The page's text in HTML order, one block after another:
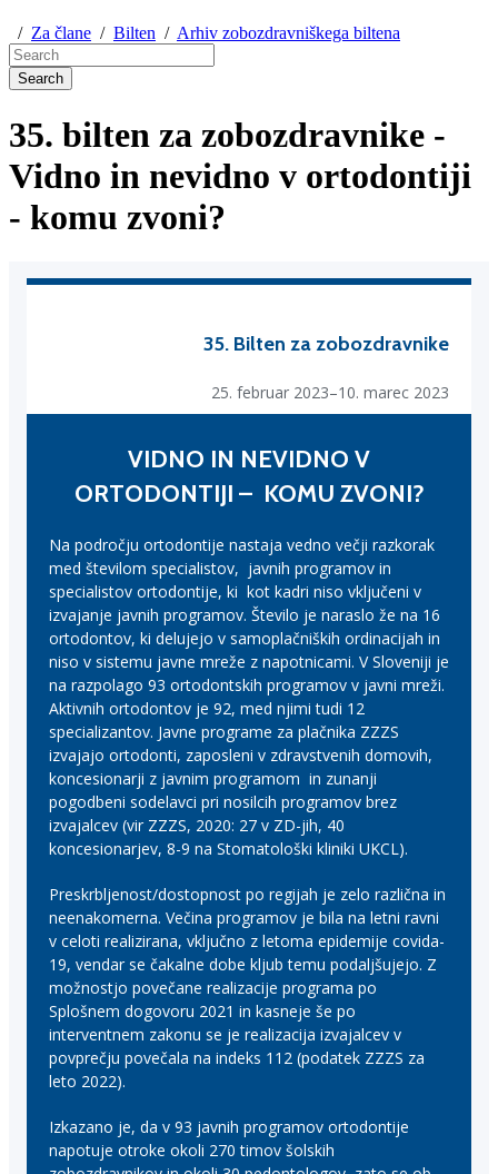
/ Za člane / Bilten / Arhiv zobozdravniškega biltena
Search
35. bilten za zobozdravnike -
Vidno in nevidno v ortodontiji
- komu zvoni?